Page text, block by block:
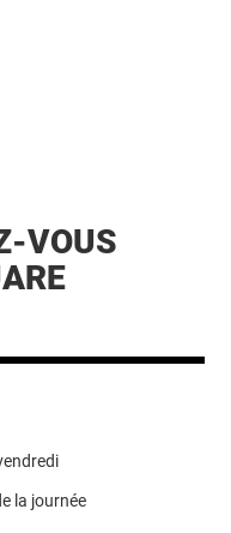
VOUS
la journée